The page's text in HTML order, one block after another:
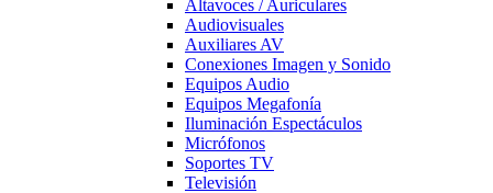
Altavoces / Auriculares
Audiovisuales
Auxiliares AV
Conexiones Imagen y Sonido
Equipos Audio
Equipos Megafonía
Iluminación Espectáculos
Micrófonos
Soportes TV
Televisión